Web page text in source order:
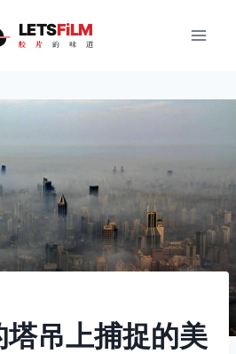
LETSFiLM
胶 片 的 味 道
吊上捕捉的美